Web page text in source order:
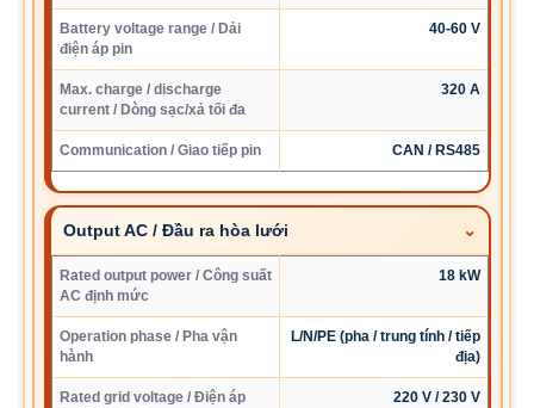
Battery voltage range / Dải
điện áp pin
40-60 V
Max. charge / discharge
current / Dòng sạc/xả tối đa
320 A
Communication / Giao tiếp pin CAN / RS485
Output AC / Đầu ra hòa lưới
Rated output power / Công suất
AC định mức
18 kW
Operation phase / Pha vận
hành
L/N/PE (pha / trung tính / tiếp
địa)
Rated grid voltage / Điện áp
220 V / 230 V